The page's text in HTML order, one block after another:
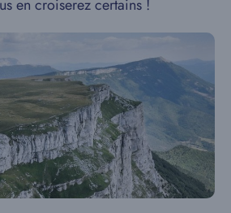
en croiserez certains !